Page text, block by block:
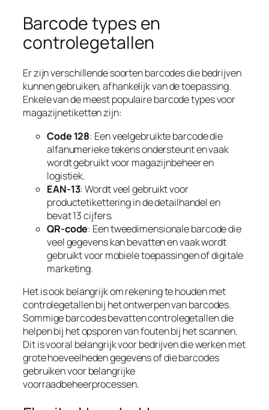
Barcode types en
controlegetallen
Er zijn verschillende soorten barcodes die bedrijven
kunnen gebruiken, afhankelijk van de toepassing.
Enkele van de meest populaire barcode types voor
magazijnetiketten zijn:
Code 128: Een veelgebruikte barcode die
alfanumerieke tekens ondersteunt en vaak
wordt gebruikt voor magazijnbeheer en
logistiek.
EAN-13: Wordt veel gebruikt voor
productetikettering in de detailhandel en
bevat 13 cijfers.
QR-code: Een tweedimensionale barcode die
veel gegevens kan bevatten en vaak wordt
gebruikt voor mobiele toepassingen of digitale
marketing.
Het is ook belangrijk om rekening te houden met
controlegetallen bij het ontwerpen van barcodes.
Sommige barcodes bevatten controlegetallen die
helpen bij het opsporen van fouten bij het scannen.
Dit is vooral belangrijk voor bedrijven die werken met
grote hoeveelheden gegevens of die barcodes
gebruiken voor belangrijke
voorraadbeheerprocessen.